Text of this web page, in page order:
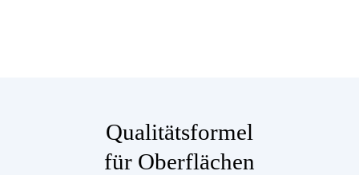
Qualitätsformel
für Oberflächen